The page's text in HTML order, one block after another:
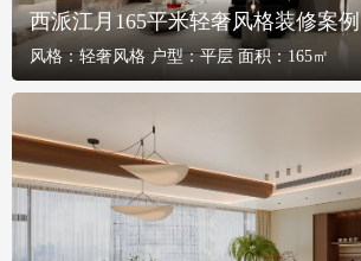
西派江月165平米轻奢风格装修案例
风格： 轻奢风格 户型：平层 面积： 165㎡